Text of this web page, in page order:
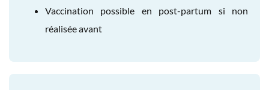
Vaccination possible en post-partum si non
réalisée avant